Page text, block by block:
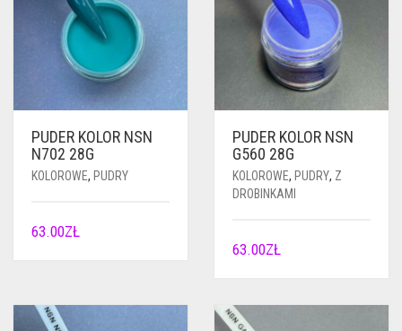
PUDER KOLOR NSN
N702 28G
KOLOROWE, PUDRY
63.00ZŁ
PUDER KOLOR NSN
G560 28G
KOLOROWE, PUDRY, Z
DROBINKAMI
63.00ZŁ